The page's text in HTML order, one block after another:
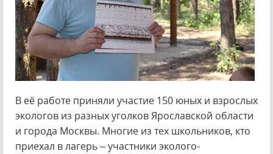
В её работе приняли участие 150 юных и взрослых
экологов из разных уголков Ярославской области
и города Москвы. Многие из тех школьников, кто
приехал в лагерь – участники эколого-